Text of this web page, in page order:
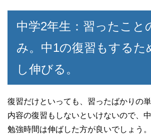
中学2年生：習ったこと
み。中1の復習もするた
し伸びる。
復習だけといっても、習ったばかりの
内容の復習もしないといけないので、
勉強時間は伸ばした方が良いでしょう。